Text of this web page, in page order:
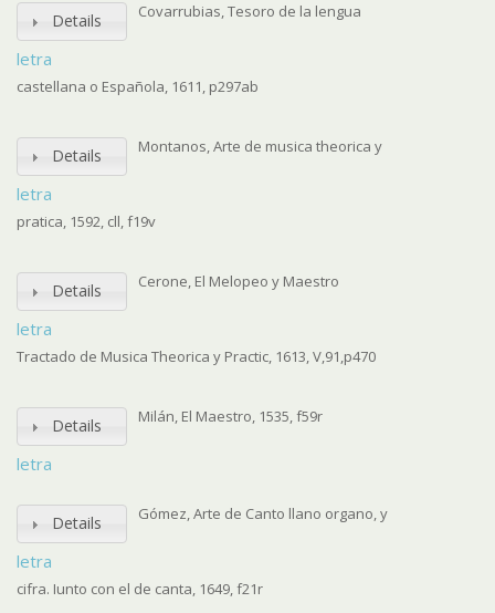
Details
letra
Covarrubias, Tesoro de la lengua
castellana o Española, 1611, p297ab
Details
letra
Montanos, Arte de musica theorica y
pratica, 1592, cll, f19v
Details
letra
Cerone, El Melopeo y Maestro
Tractado de Musica Theorica y Practic, 1613, V,91,p470
Details
letra
Milán, El Maestro, 1535, f59r
Details
letra
Gómez, Arte de Canto llano organo, y
cifra. Iunto con el de canta, 1649, f21r